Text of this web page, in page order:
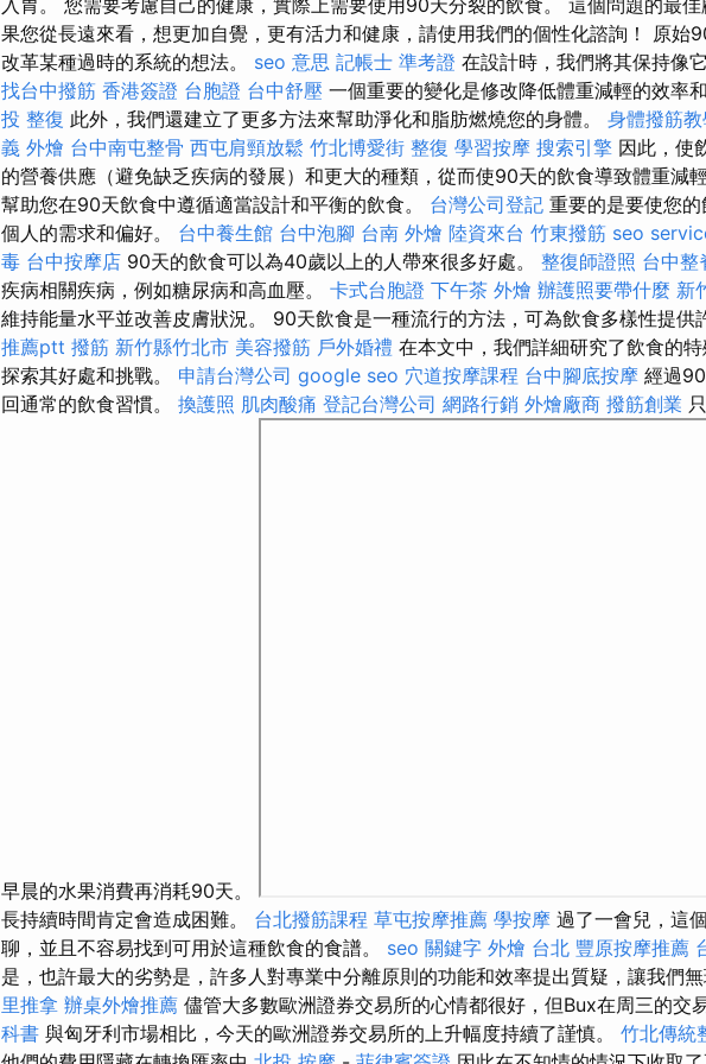
果您從長遠來看，想更加自覺，更有活力和健康，請使用我們的個性化諮詢！ 原始
改革某種過時的系統的想法。 seo 意思 記帳士 準考證 在設計時，我們將其保持像
找台中撥筋 香港簽證 台胞證 台中舒壓 一個重要的變化是修改降低體重減輕的效率
投 整復 此外，我們還建立了更多方法來幫助淨化和脂肪燃燒您的身體。 身體撥筋
義 外燴 台中南屯整骨 西屯肩頸放鬆 竹北博愛街 整復 學習按摩 搜索引擎 因此，使
的營養供應（避免缺乏疾病的發展）和更大的種類，從而使90天的飲食導致體重減
幫助您在90天飲食中遵循適當設計和平衡的飲食。 台灣公司登記 重要的是要使您
個人的需求和偏好。 台中養生館 台中泡腳 台南 外燴 陸資來台 竹東撥筋 seo
毒 台中按摩店 90天的飲食可以為40歲以上的人帶來很多好處。 整復師證照 台中整
疾病相關疾病，例如糖尿病和高血壓。 卡式台胞證 下午茶 外燴 辦護照要帶什麼 新
維持能量水平並改善皮膚狀況。 90天飲食是一種流行的方法，可為飲食多樣性提
推薦ptt 撥筋 新竹縣竹北市 美容撥筋 戶外婚禮 在本文中，我們詳細研究了飲食的
探索其好處和挑戰。 申請台灣公司 google seo 穴道按摩課程 台中腳底按摩 經過
回通常的飲食習慣。 換護照 肌肉酸痛 登記台灣公司 網路行銷 外燴廠商 撥筋創業
早晨的水果消費再消耗90天。
長持續時間肯定會造成困難。 台北撥筋課程 草屯按摩推薦 學按摩 過了一會兒，這
聊，並且不容易找到可用於這種飲食的食譜。 seo 關鍵字 外燴 台北 豐原按摩推薦
是，也許最大的劣勢是，許多人對專業中分離原則的功能和效率提出質疑，讓我們
里推拿 辦桌外燴推薦 儘管大多數歐洲證券交易所的心情都很好，但Bux在周三的交
科書 與匈牙利市場相比，今天的歐洲證券交易所的上升幅度持續了謹慎。 竹北傳統